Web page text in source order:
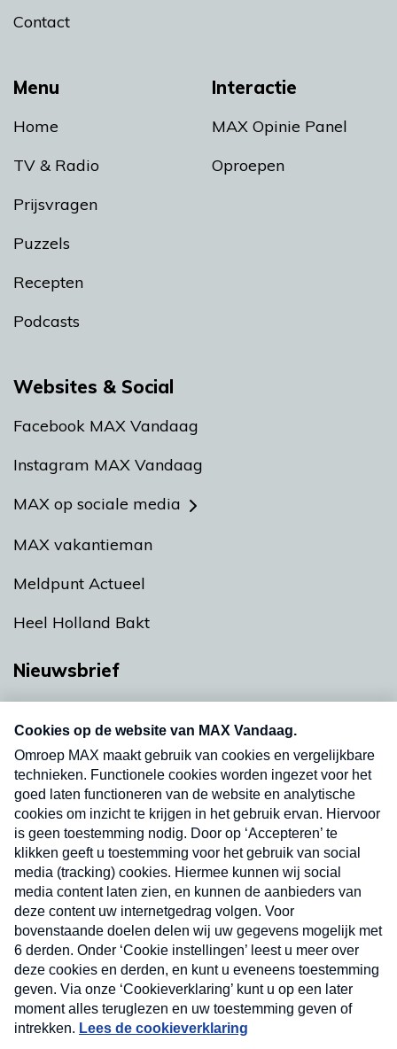
Menu
Home
TV & Radio
Prijsvragen
Puzzels
Recepten
Podcasts
Interactie
MAX Opinie Panel
Oproepen
Contact
Websites & Social
Facebook MAX Vandaag
Instagram MAX Vandaag
MAX op sociale media
MAX vakantieman
Meldpunt Actueel
Heel Holland Bakt
Nieuwsbrief
nieuwsbrief. Elke vrijdag- en dinsdagochtend in
uw mailbox.
Verzend
Nieuwsbrief
Neem hier een gratis abonnement op onze
nieuwsbrief. Elke vrijdag- en dinsdagochtend in uw